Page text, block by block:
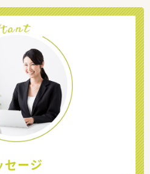
セージ